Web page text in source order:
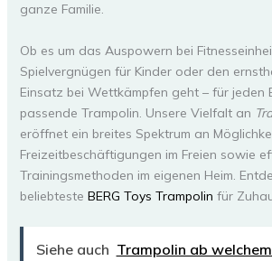
ganze Familie.
Ob es um das Auspowern bei
Spielvergnügen für Kinder oder den
Einsatz bei Wettkämpfen geht – für jeden
passende Trampolin. Unsere Vielfalt an
eröffnet ein breites Spektrum an
Freizeitbeschäftigungen im Freien sowie
Trainingsmethoden im eigenen Heim.
beliebteste BERG Toys Trampolin für
Siehe auch Trampolin ab